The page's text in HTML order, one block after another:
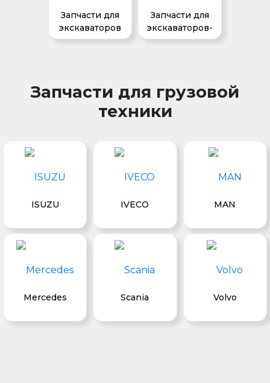
Запчасти для
экскаваторов
Запчасти для
экскаваторов-
погрузчиков
Запчасти для грузовой
техники
ISUZU IVECO MAN
Mercedes Scania Volvo